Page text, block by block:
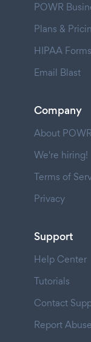
POWR
Plans &
HIPAA Forms
Email Blast
Company
About POWR
We're hiring!
Terms of
Privacy
Support
Help Center
Tutorials
Contact
Report Abuse